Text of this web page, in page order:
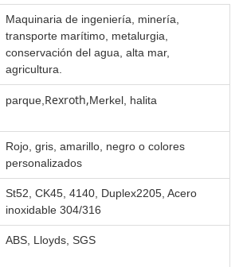
Maquinaria de ingeniería, minería,
transporte marítimo, metalurgia,
conservación del agua, alta mar,
agricultura.
parque, Rexroth,Merkel, halita
Rojo, gris, amarillo, negro o colores
personalizados
St52, CK45, 4140, Duplex2205, Acero
inoxidable 304/316
ABS, Lloyds, SGS